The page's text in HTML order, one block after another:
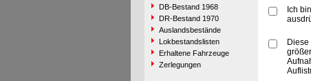
DB-Bestand 1968
DR-Bestand 1970
Auslandsbestände
Lokbestandslisten
Erhaltene Fahrzeuge
Zerlegungen
Ich